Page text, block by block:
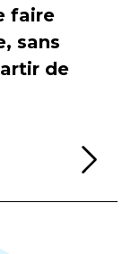
faire
sans
de